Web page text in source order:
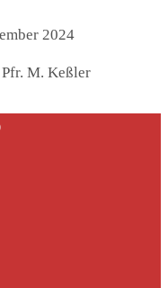
2024
M. Keßler